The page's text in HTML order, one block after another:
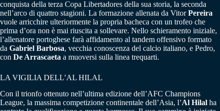
conquista della terza Copa Libertadores della sua storia, la seconda
nell’arco di quattro stagioni. La formazione allenata da VitorPereira
vuole arricchire ulteriormente la propria bacheca con un trofeo che
prima d’ora non è mai riuscita a sollevare. Nello schieramento iniziale,
l’allenatore portoghese farà affidamento al tandem offensivo formato
da Gabriel Barbosa, vecchia conoscenza del calcio italiano, e Pedro,
con De Arrascaeta a muoversi sulla linea trequarti.
LA VIGILIA DELL’AL HILAL
Con il trionfo ottenuto nell’ultima edizione dell’AFC Champions
League, la massima competizione continentale dell’Asia, l’Al Hilal ha